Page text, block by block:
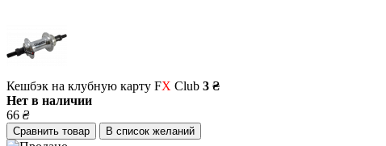
Кешбэк на клубную карту FX Club 3 ₴
Нет в наличии
66 ₴
Сравнить товар В список желаний